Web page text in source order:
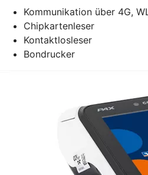
Kommunikation über 4G,
Chipkartenleser
Kontaktlosleser
Bondrucker